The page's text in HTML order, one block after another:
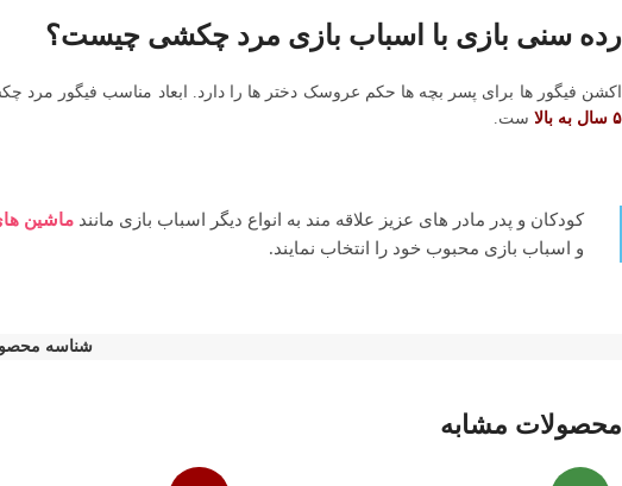
رده سنی بازی با اسباب بازی مرد چکشی چیست؟
اکشن فیگور ها برای پسر بچه ها حکم عروسک دختر ها را دارد. ابعاد مناسب فیگور
۵ سال به بالا
ست.
کودکان و پدر مادر های عزیز علاقه مند به انواع دیگر اسباب بازی مانند ماشین
و اسباب بازی محبوب خود را انتخاب نمایند.
شناسه
محصولات مشابه